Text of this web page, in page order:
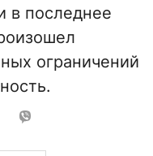
в последнее
ограничений